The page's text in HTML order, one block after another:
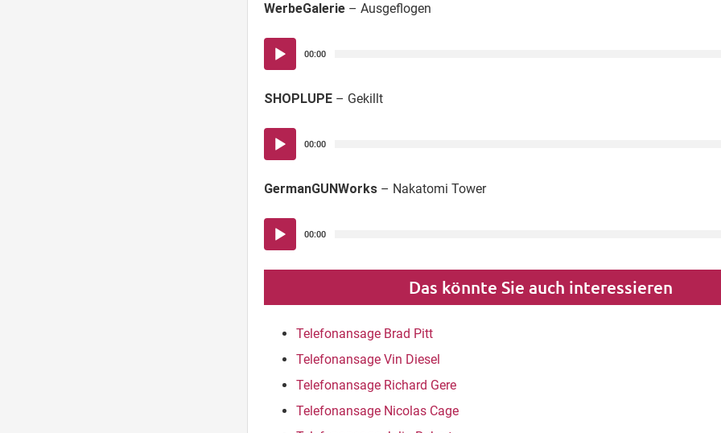
WerbeGalerie – Ausgeflogen
Audio-
Player
00:00
SHOPLUPE – Gekillt
Audio-
Player
00:00
GermanGUNWorks – Nakatomi Tower
Audio-
Player
00:00
Das könnte Sie auch interessieren
Telefonansage Brad Pitt
Telefonansage Vin Diesel
Telefonansage Richard Gere
Telefonansage Nicolas Cage